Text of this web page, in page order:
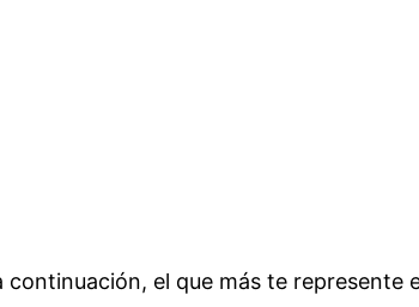
continuación, el que más te